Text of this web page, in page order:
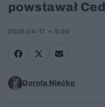
powstawał
2026-04-17 5:29
Dorota Niećko